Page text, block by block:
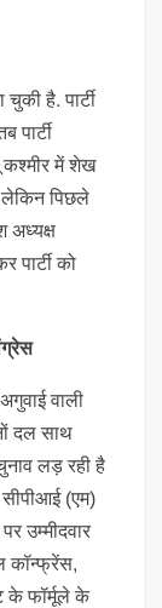
है. पार्टी
पार्टी
कश्मीर में शेख
पिछले
अध्यक्ष
पार्टी को
वाली
दल साथ
लड़ रही है
(एम)
उम्मीदवार
कॉन्फ्रेंस,
के फॉर्मूले के